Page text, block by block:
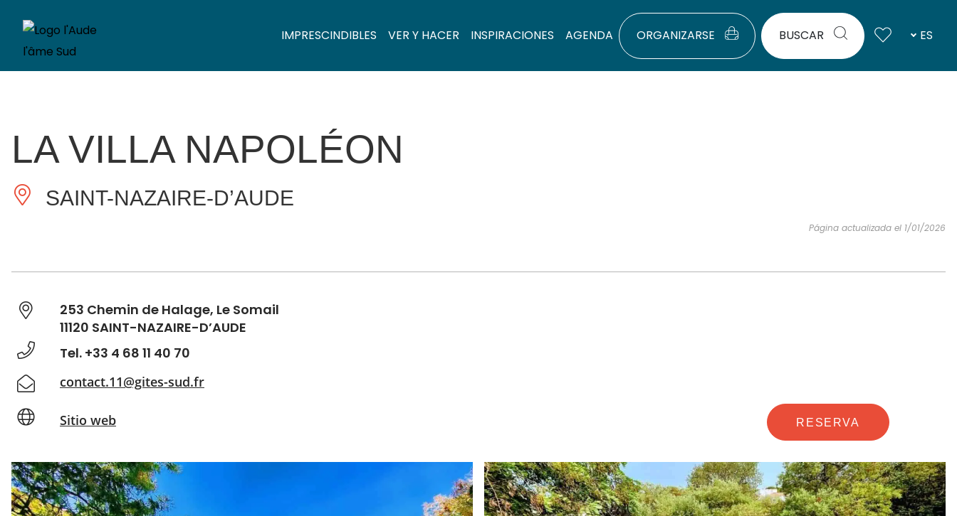
IMPRESCINDIBLES VER Y HACER INSPIRACIONES AGENDA ORGANIZARSE BUSCAR ES
LA VILLA NAPOLÉON
SAINT-NAZAIRE-D’AUDE
Página actualizada el 1/01/2026
253 Chemin de Halage, Le Somail
11120 SAINT-NAZAIRE-D’AUDE
Tel. +33 4 68 11 40 70
contact.11@gites-sud.fr
Sitio web RESERVA